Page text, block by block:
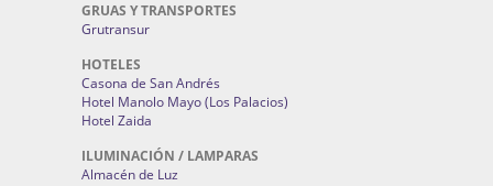
GRUAS Y TRANSPORTES
Grutransur
HOTELES
Casona de San Andrés
Hotel Manolo Mayo (Los Palacios)
Hotel Zaida
ILUMINACIÓN / LAMPARAS
Almacén de Luz